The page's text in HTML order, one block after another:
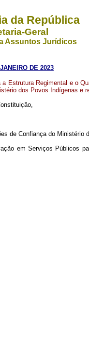
da República
Geral
Assuntos Jurídicos
DE 2023
a Estrutura Regimental e o
dos Povos Indígenas e
de Confiança do Ministério
em Serviços Públicos